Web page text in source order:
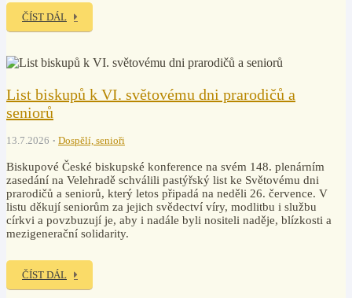
ČÍST DÁL
List biskupů k VI. světovému dni prarodičů a
seniorů
13.7.2026 Dospělí, senioři
Biskupové České biskupské konference na svém 148. plenárním
zasedání na Velehradě schválili pastýřský list ke Světovému dni
prarodičů a seniorů, který letos připadá na neděli 26. července. V
listu děkují seniorům za jejich svědectví víry, modlitbu i službu
církvi a povzbuzují je, aby i nadále byli nositeli naděje, blízkosti a
mezigenerační solidarity.
ČÍST DÁL